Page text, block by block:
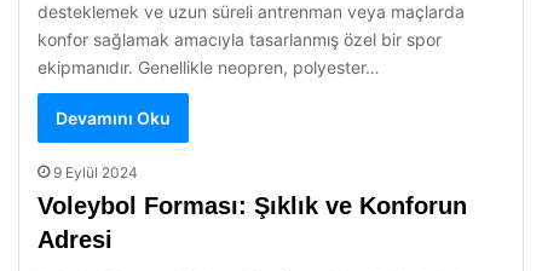
desteklemek ve uzun süreli antrenman veya maçlarda
konfor sağlamak amacıyla tasarlanmış özel bir spor
ekipmanıdır. Genellikle neopren, polyester…
Devamını Oku
9 Eylül 2024
Voleybol Forması: Şıklık ve Konforun
Adresi